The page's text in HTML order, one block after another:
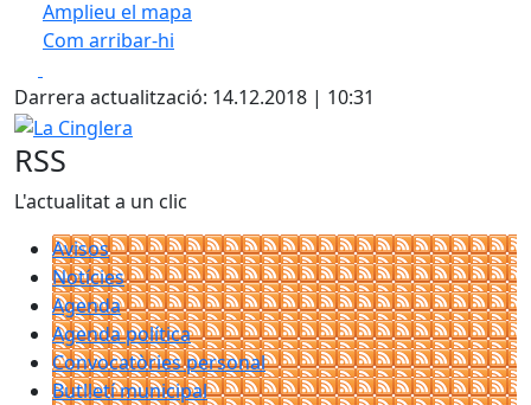
Amplieu el mapa
Com arribar-hi
+
−
Darrera actualització: 14.12.2018 | 10:31
La Cinglera
RSS
L'actualitat a un clic
Avisos
Notícies
Agenda
Agenda política
Convocatòries personal
Butlletí municipal